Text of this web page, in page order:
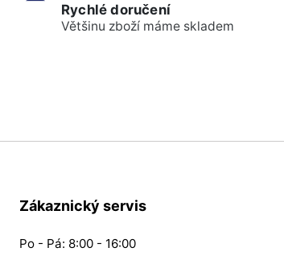
Rychlé doručení
Většinu zboží máme skladem
Zákaznický servis
Po - Pá: 8:00 - 16:00